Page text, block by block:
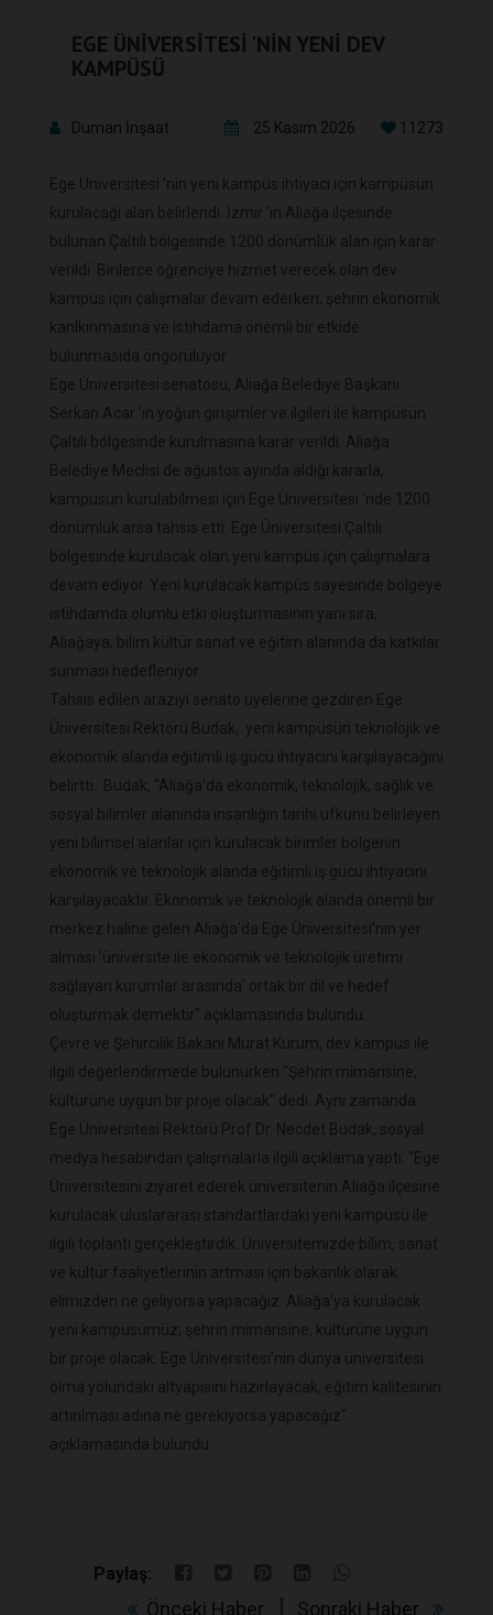
EGE ÜNİVERSİTESİ 'NİN YENİ DEV
KAMPÜSÜ
Duman İnşaat 25 Kasım 2026 11273
Ege Üniversitesi 'nin yeni kampüs ihtiyacı için kampüsün
kurulacağı alan belirlendi. İzmir 'in Aliağa ilçesinde
bulunan Çaltılı bölgesinde 1200 dönümlük alan için karar
verildi. Binlerce öğrenciye hizmet verecek olan dev
kampüs için çalışmalar devam ederken, şehrin ekonomik
kanlkınmasına ve istihdama önemli bir etkide
bulunmasıda öngörülüyor.
Ege Üniversitesi senatosu, Aliağa Belediye Başkanı
Serkan Acar 'ın yoğun girişimler ve ilgileri ile kampüsün
Çaltılı bölgesinde kurulmasına karar verildi. Aliağa
Belediye Meclisi de ağustos ayında aldığı kararla,
kampüsün kurulabilmesi için Ege Üniversitesi 'nde 1200
dönümlük arsa tahsis etti. Ege Üniversitesi Çaltılı
bölgesinde kurulacak olan yeni kampüs için çalışmalara
devam ediyor. Yeni kurulacak kampüs sayesinde bölgeye
istihdamda olumlu etki oluşturmasının yanı sıra,
Aliağaya; bilim kültür sanat ve eğitim alanında da katkılar
sunması hedefleniyor.
Tahsis edilen araziyi senato üyelerine gezdiren Ege
Üniversitesi Rektörü Budak, yeni kampüsün teknolojik ve
ekonomik alanda eğitimli iş gücü ihtiyacını karşılayacağını
belirtti. Budak, "Aliağa’da ekonomik, teknolojik, sağlık ve
sosyal bilimler alanında insanlığın tarihi ufkunu belirleyen
yeni bilimsel alanlar için kurulacak birimler bölgenin
ekonomik ve teknolojik alanda eğitimli iş gücü ihtiyacını
karşılayacaktır. Ekonomik ve teknolojik alanda önemli bir
merkez haline gelen Aliağa’da Ege Üniversitesi’nin yer
alması ’üniversite ile ekonomik ve teknolojik üretimi
sağlayan kurumlar arasında’ ortak bir dil ve hedef
oluşturmak demektir" açıklamasında bulundu.
Çevre ve Şehircilik Bakanı Murat Kurum, dev kampüs ile
ilgili değerlendirmede bulunurken "Şehrin mimarisine,
kültürüne uygun bir proje olacak" dedi. Aynı zamanda
Ege Üniversitesi Rektörü Prof Dr. Necdet Budak, sosyal
medya hesabından çalışmalarla ilgili açıklama yaptı: "Ege
Üniversitesini ziyaret ederek üniversitenin Aliağa ilçesine
kurulacak uluslararası standartlardaki yeni kampüsü ile
ilgili toplantı gerçekleştirdik. Üniversitemizde bilim, sanat
ve kültür faaliyetlerinin artması için bakanlık olarak
elimizden ne geliyorsa yapacağız. Aliağa’ya kurulacak
yeni kampüsümüz; şehrin mimarisine, kültürüne uygun
bir proje olacak. Ege Üniversitesi’nin dünya üniversitesi
olma yolundaki altyapısını hazırlayacak, eğitim kalitesinin
artırılması adına ne gerekiyorsa yapacağız"
açıklamasında bulundu.
Paylaş:
Önceki Haber Sonraki Haber